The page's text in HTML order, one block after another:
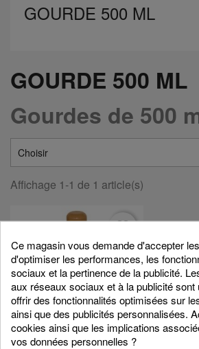
GOURDE 500 ML
GOURDE 500 ML
Gourdes de 500
Choisir
Affichage 1-1 de 1 article(s)
favorite_border
Ce magasin vous demande d'accepter
d'optimiser les performances, les
sociaux et la pertinence de la publicité.
aux réseaux sociaux et à la publicité sont
offrir des fonctionnalités optimisées sur
ainsi que des publicités personnalisées.
cookies ainsi que les implications
vos données personnelles ?